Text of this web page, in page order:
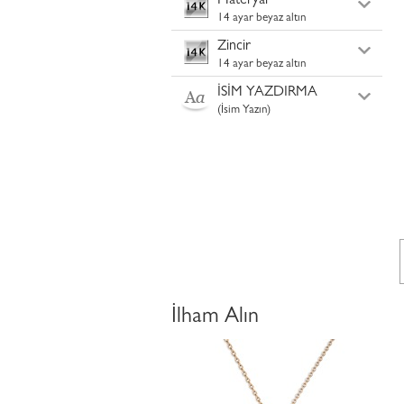
14 ayar beyaz altın
Zincir
14 ayar beyaz altın
İSİM YAZDIRMA
(İsim Yazın)
İlham Alın